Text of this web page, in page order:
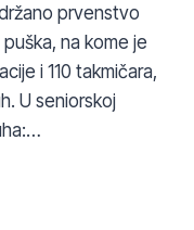
prvenstvo
na kome je
i 110 takmičara,
U seniorskoj